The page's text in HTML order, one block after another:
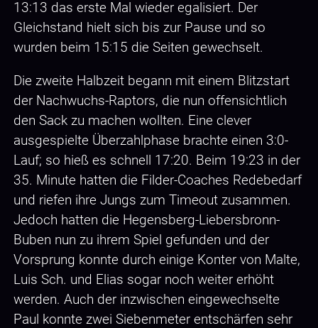
13:13 das erste Mal wieder egalisiert. Der
Gleichstand hielt sich bis zur Pause und so
wurden beim 15:15 die Seiten gewechselt.
Die zweite Halbzeit begann mit einem Blitzstart
der Nachwuchs-Raptors, die nun offensichtlich
den Sack zu machen wollten. Eine clever
ausgespielte Überzahlphase brachte einen 3:0-
Lauf; so hieß es schnell 17:20. Beim 19:23 in der
35. Minute hatten die Filder-Coaches Redebedarf
und riefen ihre Jungs zum Timeout zusammen.
Jedoch hatten die Hegensberg-Liebersbronn-
Buben nun zu ihrem Spiel gefunden und der
Vorsprung konnte durch einige Konter von Malte,
Luis Sch. und Elias sogar noch weiter erhöht
werden. Auch der inzwischen eingewechselte
Paul konnte zwei Siebenmeter entschärfen sehr